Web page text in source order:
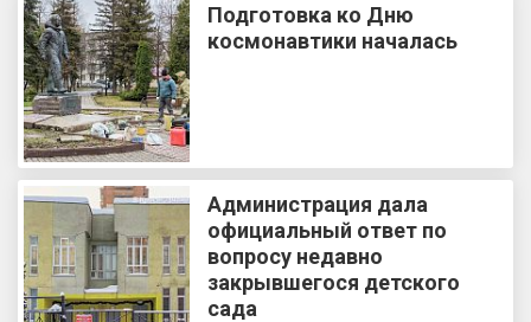
Подготовка ко Дню
космонавтики началась
Администрация дала
официальный ответ по
вопросу недавно
закрывшегося детского
сада